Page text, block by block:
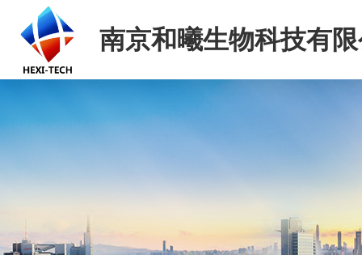
南京和曦生物科技有